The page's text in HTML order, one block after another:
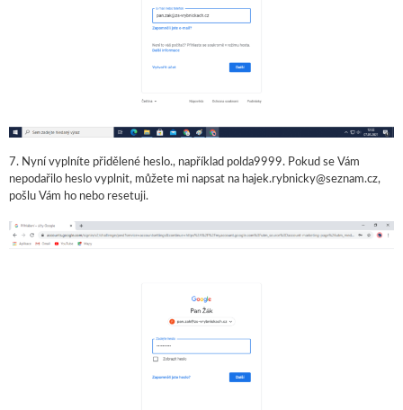
7. Nyní vyplníte přidělené heslo., například polda9999. Pokud se Vám
nepodařilo heslo vyplnit, můžete mi napsat na hajek.rybnicky@seznam.cz,
pošlu Vám ho nebo resetuji.